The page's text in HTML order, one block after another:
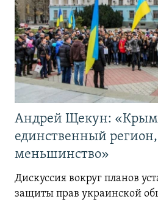
Андрей Щекун: «Крым
единственный
меньшинство»
Дискуссия вокруг планов
защиты прав украинской